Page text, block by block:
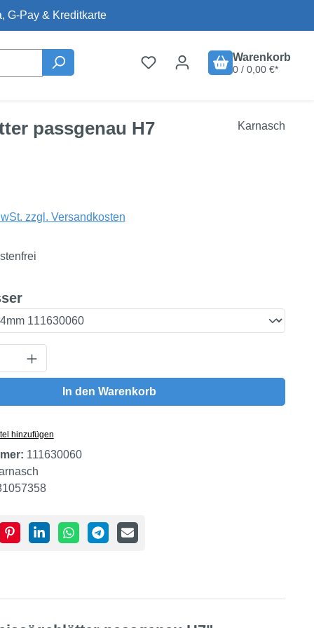
G-Pay & Kreditkarte
Warenkorb
0 / 0,00 €*
passgenau H7 Karnasch
zzgl. Versandkosten
auswählen
Gib den gewünschten Wert ein
In den Warenkorb
hinzufügen
111630060